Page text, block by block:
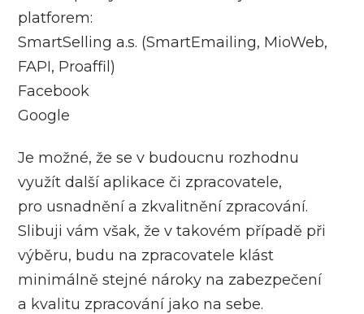
platforem:
SmartSelling a.s. (SmartEmailing, MioWeb,
FAPI, Proaffil)
Facebook
Google
Je možné, že se v budoucnu rozhodnu
využít další aplikace či zpracovatele,
pro usnadnění a zkvalitnění zpracování.
Slibuji vám však, že v takovém případě při
výběru, budu na zpracovatele klást
minimálně stejné nároky na zabezpečení
a kvalitu zpracování jako na sebe.